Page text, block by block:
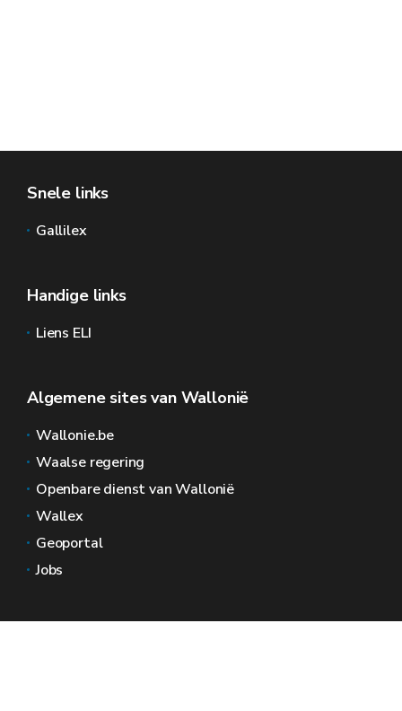
Snele links
Gallilex
Handige links
Liens ELI
Algemene sites van Wallonië
Wallonie.be
Waalse regering
Openbare dienst van Wallonië
Wallex
Geoportal
Jobs